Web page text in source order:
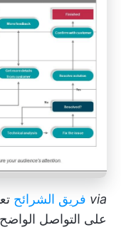
via فريق الشرائح
على التواصل الواضح